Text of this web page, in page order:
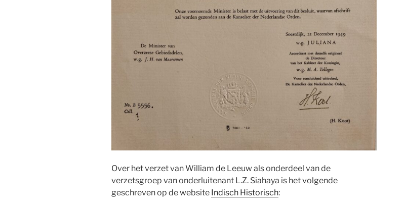
Over het verzet van William de Leeuw als onderdeel van de
verzetsgroep van onderluitenant L.Z. Siahaya is het volgende
geschreven op de website Indisch Historisch: